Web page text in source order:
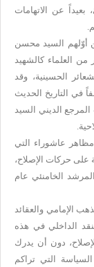
عن الاتهامات
أوّلهم السيد محسن
من العلماء كالشهيد
الحسينية، وقد
للسيد الأمين عام 1346هـ منعطفاً في التاريخ الحديث
الديني السيد
عاشوراء التي
على حركات الإصلاح،
الخامنئي عام
الإمامي والعقائد
الداخلي في هذه
دون أن يدرك
التي تراكم